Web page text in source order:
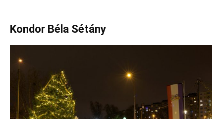
Kondor Béla Sétány